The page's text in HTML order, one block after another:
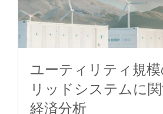
ユーティリティ規
リッドシステムに
経済分析